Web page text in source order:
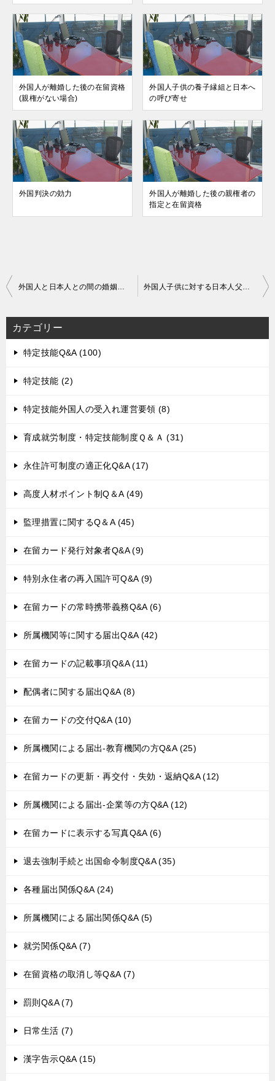
外国人が離婚した後の在留資格
(親権がない場合)
外国人子供の養子縁組と日本へ
の呼び寄せ
外国判決の効力
外国人が離婚した後の親権者の
指定と在留資格
投
稿
ナ
ビ
ゲ
シ
外国人と日本人との間の婚姻手続 外国人子供に対する日本人父の認知
カテゴリー
特定技能Q&A (100)
特定技能 (2)
特定技能外国人の受入れ運営要領 (8)
育成就労制度・特定技能制度Ｑ＆Ａ (31)
永住許可制度の適正化Q&A (17)
高度人材ポイント制Q＆A (49)
監理措置に関するQ＆A (45)
在留カード発行対象者Q&A (9)
特別永住者の再入国許可Q&A (9)
在留カードの常時携帯義務Q&A (6)
所属機関等に関する届出Q&A (42)
在留カードの記載事項Q&A (11)
配偶者に関する届出Q&A (8)
在留カードの交付Q&A (10)
所属機関による届出-教育機関の方Q&A (25)
在留カードの更新・再交付・失効・返納Q&A (12)
所属機関による届出-企業等の方Q&A (12)
在留カードに表示する写真Q&A (6)
退去強制手続と出国命令制度Q&A (35)
各種届出関係Q&A (24)
所属機関による届出関係Q&A (5)
就労関係Q&A (7)
在留資格の取消し等Q&A (7)
罰則Q&A (7)
日常生活 (7)
漢字告示Q&A (15)